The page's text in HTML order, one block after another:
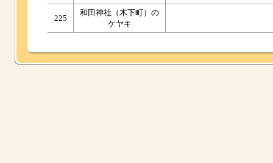
225
和田神社（木下町）の
ケヤキ